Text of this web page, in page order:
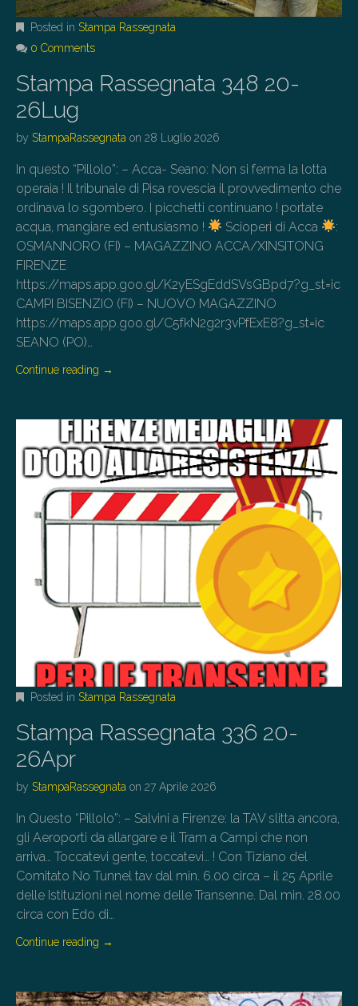
Posted in Stampa Rassegnata
0 Comments
Stampa Rassegnata 348 20-
26Lug
by StampaRassegnata on 28 Luglio 2026
In questo “Pillolo”: – Acca- Seano: Non si ferma la lotta
operaia ! Il tribunale di Pisa rovescia il provvedimento che
ordinava lo sgombero. I picchetti continuano ! portate
acqua, mangiare ed entusiasmo !
Scioperi di Acca
:
OSMANNORO (FI) – MAGAZZINO ACCA/XINSITONG
FIRENZE
https://maps.app.goo.gl/K2yESgEddSVsGBpd7?g_st=ic
CAMPI BISENZIO (FI) – NUOVO MAGAZZINO
https://maps.app.goo.gl/C5fkN2g2r3vPfExE8?g_st=ic
SEANO (PO)…
Continue reading →
Posted in Stampa Rassegnata
Stampa Rassegnata 336 20-
26Apr
by StampaRassegnata on 27 Aprile 2026
In Questo “Pillolo”: – Salvini a Firenze: la TAV slitta ancora,
gli Aeroporti da allargare e il Tram a Campi che non
arriva… Toccatevi gente, toccatevi… ! Con Tiziano del
Comitato No Tunnel tav dal min. 6.00 circa – il 25 Aprile
delle Istituzioni nel nome delle Transenne. Dal min. 28.00
circa con Edo di…
Continue reading →